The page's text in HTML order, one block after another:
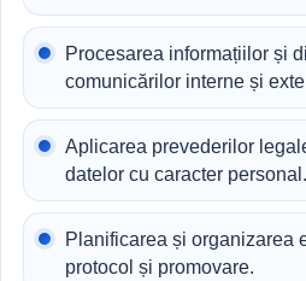
Procesarea informațiilor și
comunicărilor interne și
Aplicarea prevederilor
datelor cu caracter personal.
Planificarea și organizarea
protocol și promovare.